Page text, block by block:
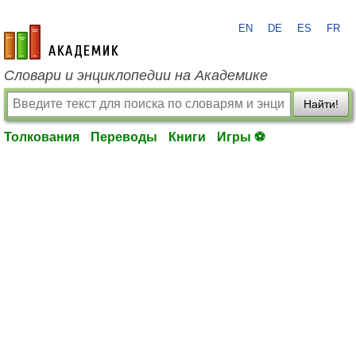
academic.ru
EN DE ES FR
Словари и энциклопедии на Академике
Найти!
Толкования Переводы Книги Игры ⚽